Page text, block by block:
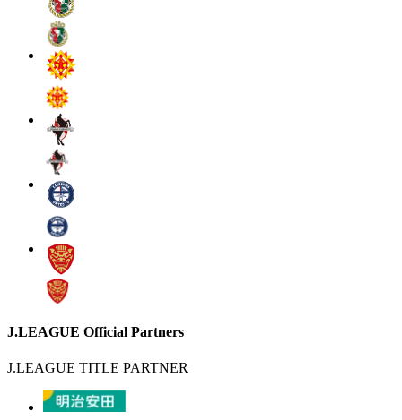
J.LEAGUE Official Partners
J.LEAGUE TITLE PARTNER